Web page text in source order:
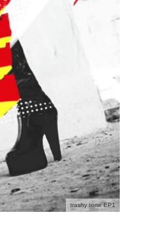
trashy tone EP1